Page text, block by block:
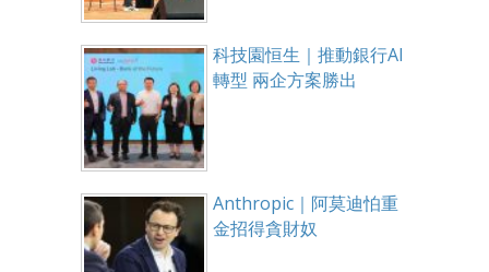
科技園恒生｜推動銀行AI
轉型 兩企方案勝出
Anthropic｜阿莫迪怕重
金招得貪財奴